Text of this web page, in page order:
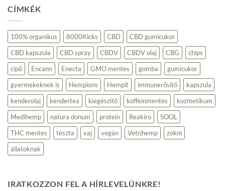
Kender
alapú
választás
a
környezettudatos
fogyasztóknak
bejegyzéshez
CÍMKÉK
100% organikus 8000Kicks CBD
CBD gumicukor
CBD kapszula
CBD spray CBDV CBDV olaj CBG
chips
cipő
Encann Enecta GMO mentes gomba
gumicukor
gyermekeknek is
Hempions Hempit immunerősítő
kapszula
kenderolaj
kendertea kiegészítő koffeinmentes
kozmetikum
Medihemp
natura donum protein Reakiro
SOOL
THC mentes
tészta vaj vegán Vetrihemp
zokni
állatoknak
IRATKOZZON FEL A HÍRLEVELÜNKRE!